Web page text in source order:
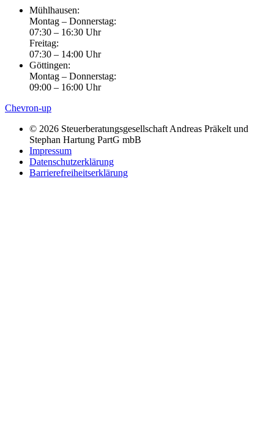
Mühlhausen:
Montag – Donnerstag:
07:30 – 16:30 Uhr
Freitag:
07:30 – 14:00 Uhr
Göttingen:
Montag – Donnerstag:
09:00 – 16:00 Uhr
Chevron-up
© 2026 Steuerberatungsgesellschaft Andreas Präkelt und
Stephan Hartung PartG mbB
Impressum
Datenschutzerklärung
Barrierefreiheitserklärung